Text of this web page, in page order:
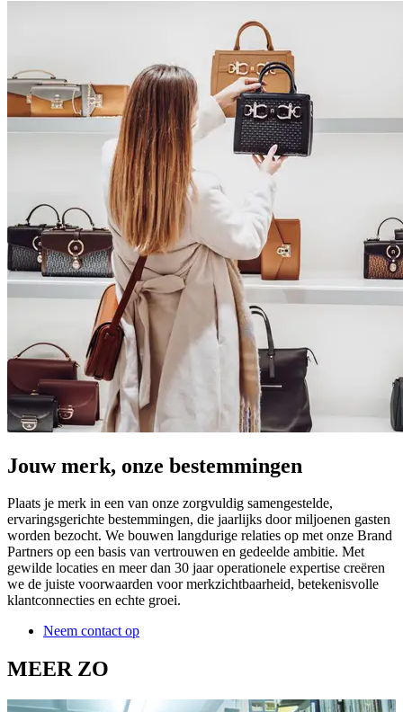
Jouw merk, onze bestemmingen
Plaats je merk in een van onze zorgvuldig samengestelde,
ervaringsgerichte bestemmingen, die jaarlijks door miljoenen gasten
worden bezocht. We bouwen langdurige relaties op met onze Brand
Partners op een basis van vertrouwen en gedeelde ambitie. Met
gewilde locaties en meer dan 30 jaar operationele expertise creëren
we de juiste voorwaarden voor merkzichtbaarheid, betekenisvolle
klantconnecties en echte groei.
Neem contact op
MEER ZO